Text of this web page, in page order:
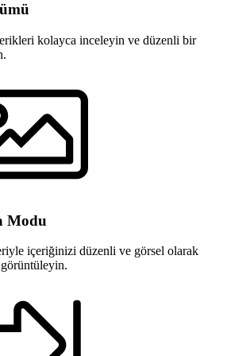
kolayca inceleyin ve düzenli bir
Modu
içeriğinizi düzenli ve görsel olarak